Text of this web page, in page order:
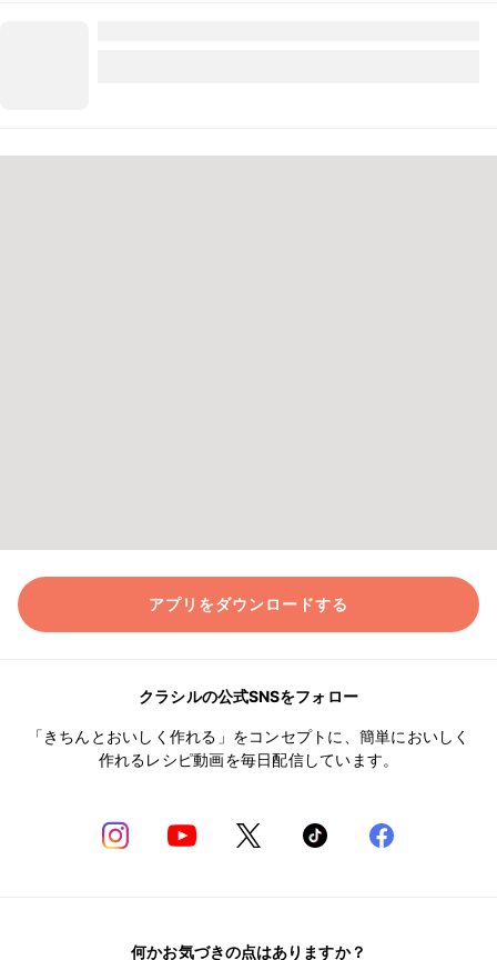
アプリをダウンロードする
クラシルの公式SNSをフォロー
「きちんとおいしく作れる」をコンセプトに、簡単においしく
作れるレシピ動画を毎日配信しています。
何かお気づきの点はありますか？